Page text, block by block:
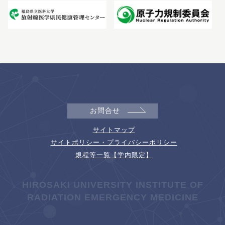
お問合せ
サイトマップ
サイトポリシー・プライバシーポリシー
規程等一覧【学内限定】
HIROSAKI UNIVERSITY INSTITUTE OF
RADIATION EMERGENCY MEDICINE